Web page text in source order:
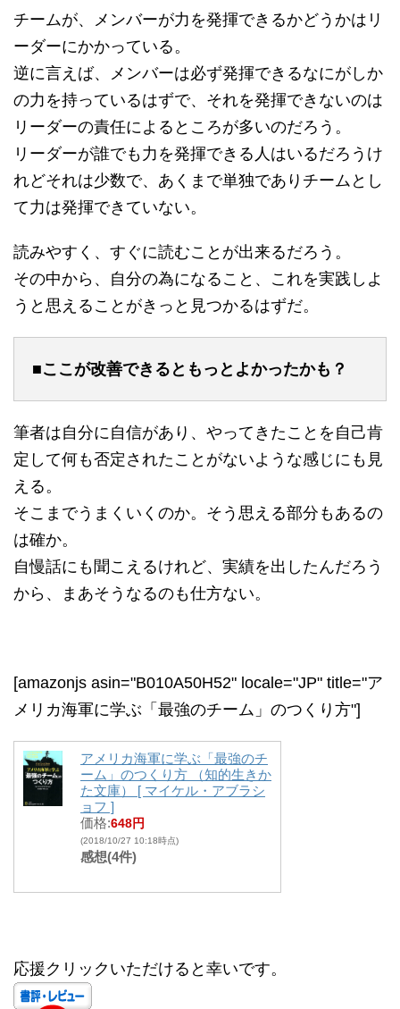
チームが、メンバーが力を発揮できるかどうかはリ
ーダーにかかっている。
逆に言えば、メンバーは必ず発揮できるなにがしか
の力を持っているはずで、それを発揮できないのは
リーダーの責任によるところが多いのだろう。
リーダーが誰でも力を発揮できる人はいるだろうけ
れどそれは少数で、あくまで単独でありチームとし
て力は発揮できていない。
読みやすく、すぐに読むことが出来るだろう。
その中から、自分の為になること、これを実践しよ
うと思えることがきっと見つかるはずだ。
■ここが改善できるともっとよかったかも？
筆者は自分に自信があり、やってきたことを自己肯
定して何も否定されたことがないような感じにも見
える。
そこまでうまくいくのか。そう思える部分もあるの
は確か。
自慢話にも聞こえるけれど、実績を出したんだろう
から、まあそうなるのも仕方ない。
[amazonjs asin="B010A50H52" locale="JP" title="ア
メリカ海軍に学ぶ「最強のチーム」のつくり方"]
アメリカ海軍に学ぶ「最強のチ
ーム」のつくり方 （知的生きか
た文庫） [ マイケル・アブラシ
ョフ ]
価格:648円
(2018/10/27 10:18時点)
感想(4件)
応援クリックいただけると幸いです。